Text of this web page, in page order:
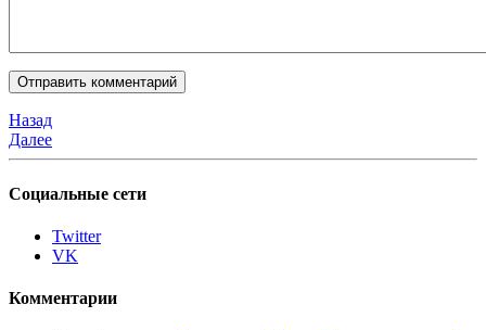
Назад
Далее
Социальные сети
Twitter
VK
Комментарии